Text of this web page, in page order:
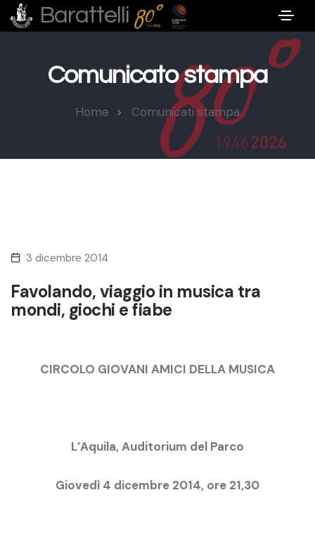
Barattelli
Comunicato stampa
Home Comunicati stampa
3 dicembre 2014
Favolando, viaggio in musica tra
mondi, giochi e fiabe
CIRCOLO GIOVANI AMICI DELLA MUSICA
L’Aquila, Auditorium del Parco
Giovedì 4 dicembre 2014, ore 21,30